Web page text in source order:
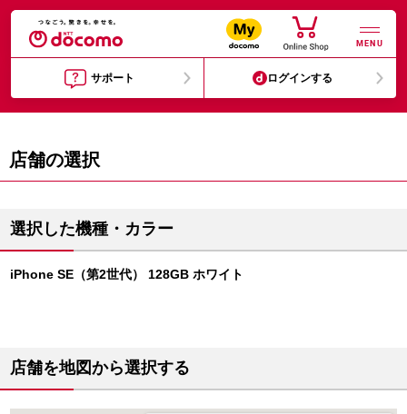
MENU
サポート ログインする
店舗の選択
選択した機種・カラー
iPhone SE（第2世代） 128GB ホワイト
店舗を地図から選択する